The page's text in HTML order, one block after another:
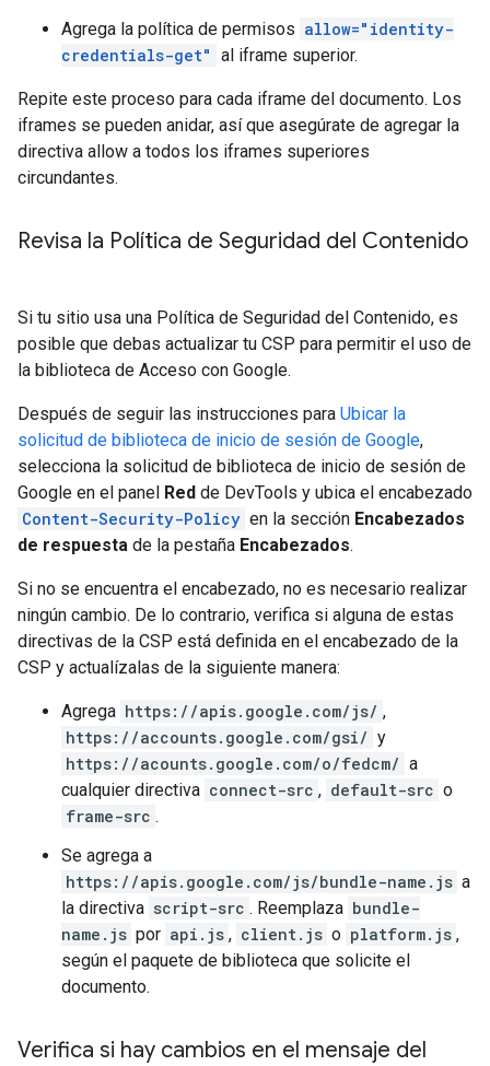
Agrega la política de permisos allow="identity-
credentials-get" al iframe superior.
Repite este proceso para cada iframe del documento. Los
iframes se pueden anidar, así que asegúrate de agregar la
directiva allow a todos los iframes superiores
circundantes.
Revisa la Política de Seguridad del Contenido
Si tu sitio usa una Política de Seguridad del Contenido, es
posible que debas actualizar tu CSP para permitir el uso de
la biblioteca de Acceso con Google.
Después de seguir las instrucciones para Ubicar la
solicitud de biblioteca de inicio de sesión de Google,
selecciona la solicitud de biblioteca de inicio de sesión de
Google en el panel Red de DevTools y ubica el encabezado
Content-Security-Policy en la sección Encabezados
de respuesta de la pestaña Encabezados.
Si no se encuentra el encabezado, no es necesario realizar
ningún cambio. De lo contrario, verifica si alguna de estas
directivas de la CSP está definida en el encabezado de la
CSP y actualízalas de la siguiente manera:
Agrega https://apis.google.com/js/ ,
https://accounts.google.com/gsi/ y
https://acounts.google.com/o/fedcm/ a
cualquier directiva connect-src , default-src o
frame-src .
Se agrega a
https://apis.google.com/js/bundle-name.js a
la directiva script-src . Reemplaza bundle-
name.js por api.js , client.js o platform.js ,
según el paquete de biblioteca que solicite el
documento.
Verifica si hay cambios en el mensaje del